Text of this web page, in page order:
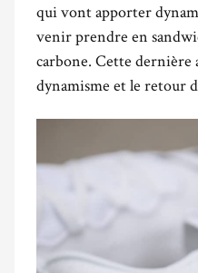
qui vont apporter
venir prendre en
carbone. Cette dernière
dynamisme et le retour